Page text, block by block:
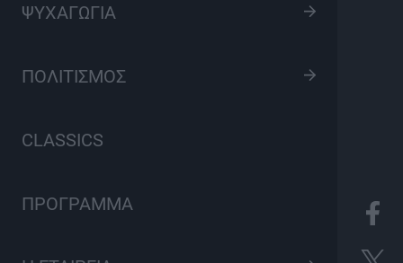
ΨΥΧΑΓΩΓΙΑ
ΠΟΛΙΤΙΣΜΟΣ
CLASSICS
ΠΡΟΓΡΑΜΜΑ
K Οδοιπορικό, Πολιτισμός